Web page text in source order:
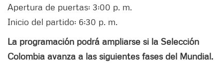
Apertura de puertas: 3:00 p. m.
Inicio del partido: 6:30 p. m.
La programación podrá ampliarse si la Selección
Colombia avanza a las siguientes fases del Mundial.